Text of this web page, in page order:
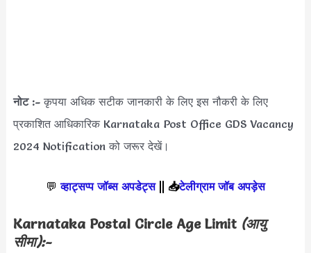
नोट :-कृपया अधिक सटीक जानकारी के लिए इस नौकरी के लिए
प्रकाशित आधिकारिक Karnataka Post Office GDS Vacancy
2024 Notification को जरूर देखें।
💬 व्हाट्सप्प जॉब्स अपडेट्स|| 📥टेलीग्राम जॉब अपड़ेस
Karnataka Postal Circle Age Limit (आयु
सीमा):-